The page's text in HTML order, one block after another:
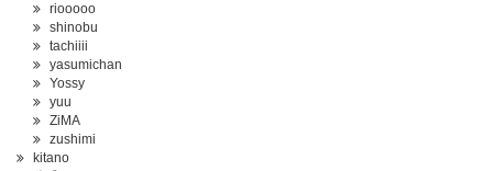
riooooo
shinobu
tachiiii
yasumichan
Yossy
yuu
ZiMA
zushimi
kitano